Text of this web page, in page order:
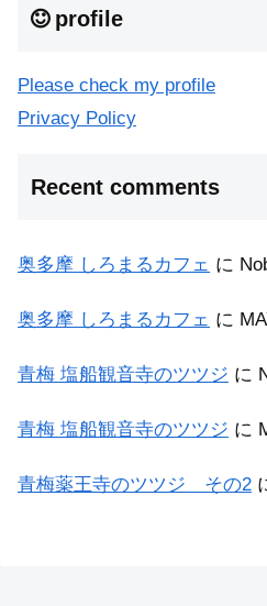
profile
Please check my profile
Privacy Policy
Recent comments
奥多摩 しろまるカフェ に
奥多摩 しろまるカフェ に
青梅 塩船観音寺のツツジ に
青梅 塩船観音寺のツツジ に
青梅薬王寺のツツジ その2